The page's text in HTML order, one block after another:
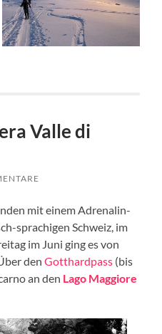
Valle di
mit einem Adrenalin-
sprachigen Schweiz, im
im Juni ging es von
denGotthardpass (bis
an den Lago Maggiore